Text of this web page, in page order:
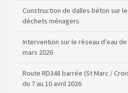
Construction de dalles béton sur
déchets ménagers
Intervention sur le réseau d’eau
mars 2026
Route RD348 barrée (St Marc /
du 7 au 10 avril 2026